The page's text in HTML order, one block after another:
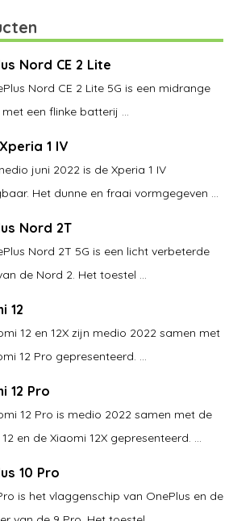
Nord CE 2 Lite
Nord CE 2 Lite 5G is een midrange
een flinke batterij ...
1 IV
juni 2022 is de Xperia 1 IV
Het dunne en fraai vormgegeven ...
Nord 2T
Nord 2T 5G is een licht verbeterde
de Nord 2. Het toestel ...
12
12 en 12X zijn medio 2022 samen met
12 Pro gepresenteerd. ...
12 Pro
12 Pro is medio 2022 samen met de
en de Xiaomi 12X gepresenteerd. ...
10 Pro
is het vlaggenschip van OnePlus en de